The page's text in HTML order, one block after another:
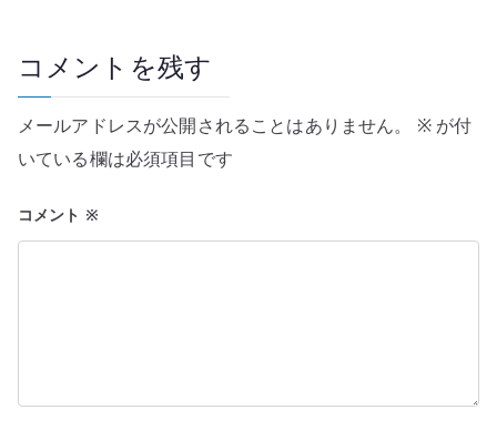
ー
シ
ョ
ン
コメントを残す
メールアドレスが公開されることはありません。 ※が付
いている欄は必須項目です
コメント ※